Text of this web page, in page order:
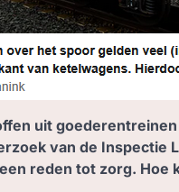
uit
van de Inspectie
reden tot zorg. Hoe